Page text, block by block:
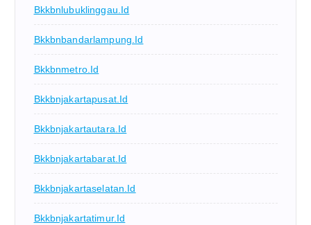
Bkkbnlubuklinggau.id
Bkkbnbandarlampung.id
Bkkbnmetro.id
Bkkbnjakartapusat.id
Bkkbnjakartautara.id
Bkkbnjakartabarat.id
Bkkbnjakartaselatan.id
Bkkbnjakartatimur.id